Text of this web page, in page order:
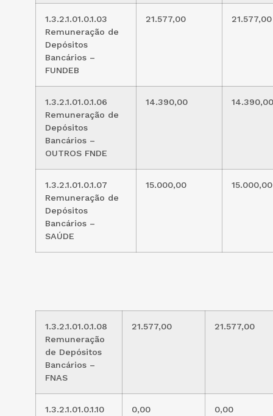
1.3.2.1.01.0.1.03
Remuneração de
Depósitos
Bancários –
FUNDEB
21.577,00 21.577,00
1.3.2.1.01.0.1.06
Remuneração de
Depósitos
Bancários –
OUTROS FNDE
14.390,00 14.390,00
1.3.2.1.01.0.1.07
Remuneração de
Depósitos
Bancários –
SAÚDE
15.000,00 15.000,00
1.3.2.1.01.0.1.08
Remuneração
de Depósitos
Bancários –
FNAS
21.577,00 21.577,00
1.3.2.1.01.0.1.10
0,00 0,00